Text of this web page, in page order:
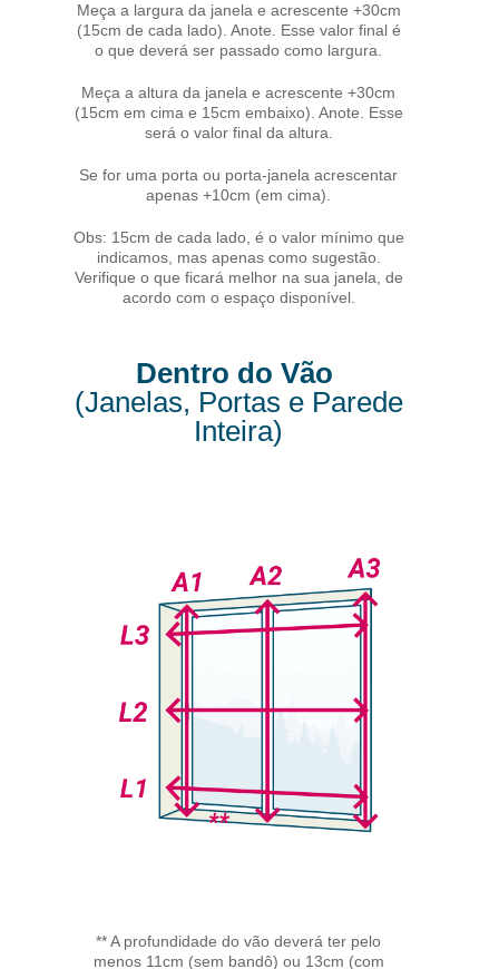
Meça a largura da janela e acrescente +30cm
(15cm de cada lado). Anote. Esse valor final é
o que deverá ser passado como largura.
Meça a altura da janela e acrescente +30cm
(15cm em cima e 15cm embaixo). Anote. Esse
será o valor final da altura.
Se for uma porta ou porta-janela acrescentar
apenas +10cm (em cima).
Obs: 15cm de cada lado, é o valor mínimo que
indicamos, mas apenas como sugestão.
Verifique o que ficará melhor na sua janela, de
acordo com o espaço disponível.
Dentro do Vão
(Janelas, Portas e Parede
Inteira)
** A profundidade do vão deverá ter pelo
menos 11cm (sem bandô) ou 13cm (com